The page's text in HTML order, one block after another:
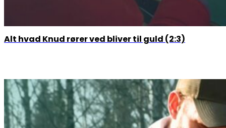
Alt hvad Knud rører ved bliver til guld (2:3)